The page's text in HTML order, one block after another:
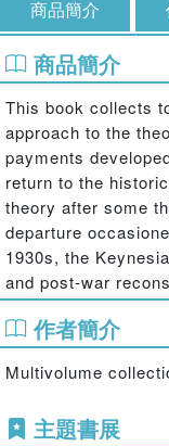
商品簡介
商品簡介
This book collects
approach to the
payments
return to the
theory after some
departure
1930s, the
and post-war
monetary system
currency
trade and capital
作者簡介
Multivolume
主題書展